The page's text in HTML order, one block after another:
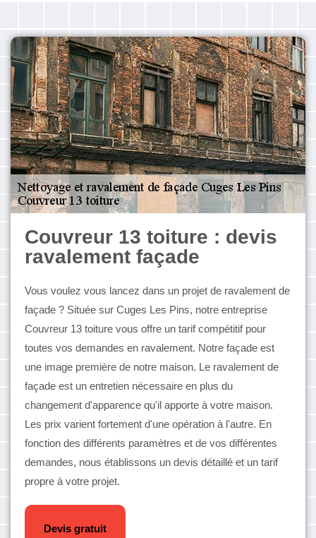
Couvreur 13 toiture : devis
ravalement façade
Vous voulez vous lancez dans un projet de ravalement de
façade ? Située sur Cuges Les Pins, notre entreprise
Couvreur 13 toiture vous offre un tarif compétitif pour
toutes vos demandes en ravalement. Notre façade est
une image première de notre maison. Le ravalement de
façade est un entretien nécessaire en plus du
changement d'apparence qu'il apporte à votre maison.
Les prix varient fortement d'une opération à l'autre. En
fonction des différents paramètres et de vos différentes
demandes, nous établissons un devis détaillé et un tarif
propre à votre projet.
Devis gratuit